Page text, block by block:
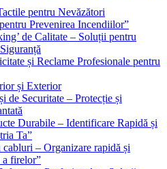
pentru Nevăzători
Prevenirea Incendiilor”
de Calitate – Soluții pentru
și Reclame Profesionale pentru
și Exterior
de Securitate – Protecție și
Durabile – Identificare Rapidă și
Ta”
cabluri – Organizare rapidă și
a firelor”